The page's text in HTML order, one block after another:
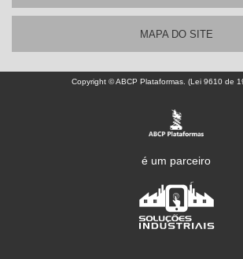
MAPA DO SITE
Copyright © ABCP Plataformas. (Lei 9610 de
é um parceiro